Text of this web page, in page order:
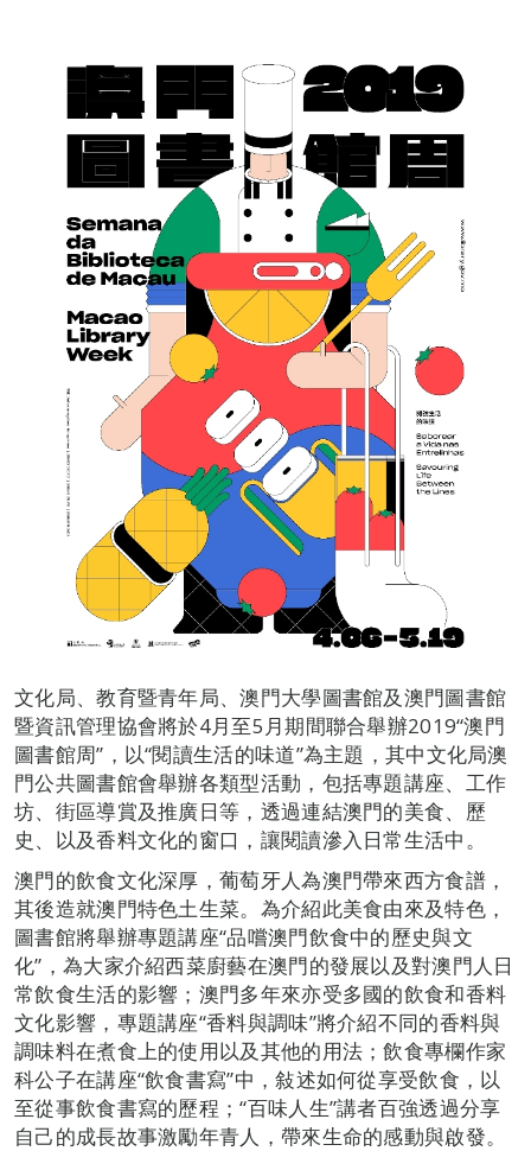
文化局、教育暨青年局、澳門大學圖書館及澳門圖書館
暨資訊管理協會將於4月至5月期間聯合舉辦2019“澳門
圖書館周”，以“閱讀生活的味道”為主題，其中文化局澳
門公共圖書館會舉辦各類型活動，包括專題講座、工作
坊、街區導賞及推廣日等，透過連結澳門的美食、歷
史、以及香料文化的窗口，讓閱讀滲入日常生活中。
澳門的飲食文化深厚，葡萄牙人為澳門帶來西方食譜，
其後造就澳門特色土生菜。為介紹此美食由來及特色，
圖書館將舉辦專題講座“品嚐澳門飲食中的歷史與文
化”，為大家介紹西菜廚藝在澳門的發展以及對澳門人日
常飲食生活的影響；澳門多年來亦受多國的飲食和香料
文化影響，專題講座“香料與調味”將介紹不同的香料與
調味料在煮食上的使用以及其他的用法；飲食專欄作家
科公子在講座“飲食書寫”中，敍述如何從享受飲食，以
至從事飲食書寫的歷程；“百味人生”講者百強透過分享
自己的成長故事激勵年青人，帶來生命的感動與啟發。